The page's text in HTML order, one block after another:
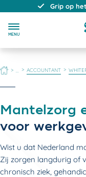
Direct,
MENU
HOME ACCOUNTANT
Mantelzorg
voor
Wist u dat Nederland
Zij zorgen langdurig of
chronisch ziek,